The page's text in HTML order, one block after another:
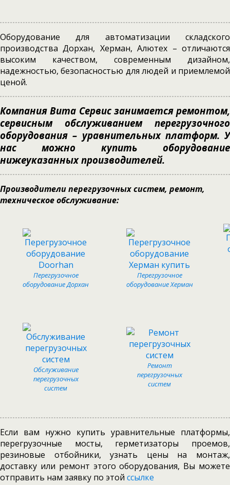
Оборудование для автоматизации складского
производства Дорхан, Херман, Алютех – отличаются
высоким качеством, современным дизайном,
надежностью, безопасностью для людей и приемлемой
ценой.
Компания Вита Сервис занимается ремонтом,
сервисным обслуживанием перегрузочного
оборудования – уравнительных платформ. У
нас можно купить оборудование
нижеуказанных производителей.
Производители перегрузочных систем, ремонт,
техническое обслуживание:
Перегрузочное
оборудование Дорхан
Перегрузочное
оборудование Херман
Обслуживание
перегрузочных
систем
Ремонт
перегрузочных
систем
Если вам нужно купить уравнительные платформы,
перегрузочные мосты, герметизаторы проемов,
резиновые отбойники, узнать цены на монтаж,
доставку или ремонт этого оборудования, Вы можете
отправить нам заявку по этой ссылке